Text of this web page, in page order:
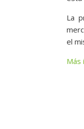
La
el
Más